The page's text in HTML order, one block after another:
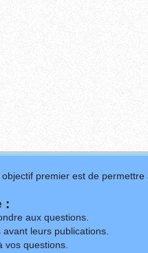
premier est de
:
aux questions.
leurs publications.
vos questions.